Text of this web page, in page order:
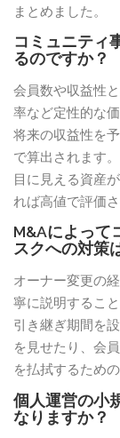
まとめました。
コミュニティ
るのですか？
会員数や収益性
率など定性的な
将来の収益性を
で算出されます。
目に見える資産
れば高値で評価
M&Aによって
スクへの対策
オーナー変更の
寧に説明するこ
引き継ぎ期間を
を見せたり、会
を払拭するため
個人運営の小
なりますか？